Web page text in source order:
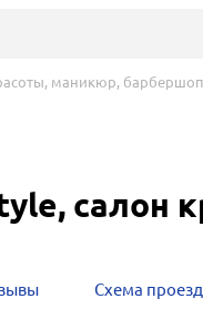
маникюр,
салон
Схема